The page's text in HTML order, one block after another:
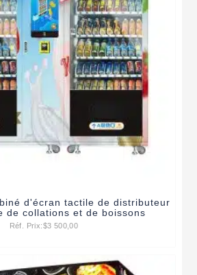
d'écran tactile de distributeur
de collations et de boissons
Réf. Prix:$3 500,00